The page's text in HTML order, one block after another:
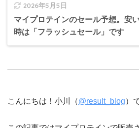
2026年5月5日
マイプロテインのセール予想。安
時は「フラッシュセール」です
こんにちは！小川（@result_blog）